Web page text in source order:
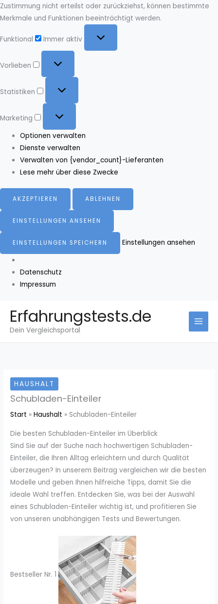
Zustimmung nicht erteilst oder zurückziehst, können bestimmte
Merkmale und Funktionen beeinträchtigt werden.
Funktional
Immer aktiv
Vorlieben
Statistiken
Marketing
Optionen verwalten
Dienste verwalten
Verwalten von {vendor_count}-Lieferanten
Lese mehr über diese Zwecke
AKZEPTIEREN ABLEHNEN
EINSTELLUNGEN ANSEHEN
EINSTELLUNGEN SPEICHERN Einstellungen ansehen
Datenschutz
Impressum
Inhalt
springen
Erfahrungstests.de
Dein Vergleichsportal
HAUSHALT
Schubladen-Einteiler
Start Haushalt Schubladen-Einteiler
Die besten Schubladen-Einteiler im Überblick
Sind Sie auf der Suche nach hochwertigen Schubladen-
Einteiler, die Ihren Alltag erleichtern und durch Qualität
überzeugen? In unserem Beitrag vergleichen wir die besten
Modelle und geben Ihnen hilfreiche Tipps, damit Sie die
ideale Wahl treffen. Entdecken Sie, was bei der Auswahl
eines Schubladen-Einteiler wichtig ist, und profitieren Sie
von unseren unabhängigen Tests und Bewertungen.
Bestseller Nr. 1